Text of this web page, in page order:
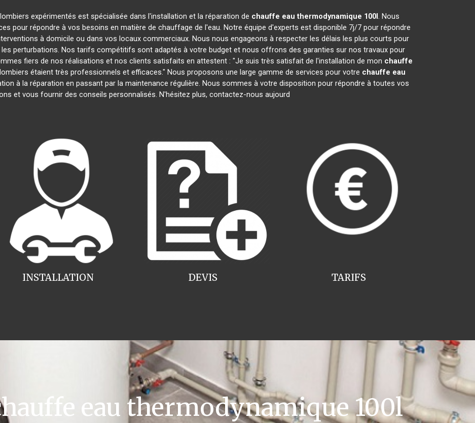
expérimentés est spécialisée dans l'installation et la réparation de chauffe eau thermodynamique 100l. Nous
pour répondre à vos besoins en matière de chauffage de l'eau. Notre équipe d'experts est disponible 7j/7 pour répondre
à domicile ou dans vos locaux commerciaux. Nous nous engageons à respecter les délais les plus courts pour
perturbations. Nos tarifs compétitifs sont adaptés à votre budget et nous offrons des garanties sur nos travaux pour
fiers de nos réalisations et nos clients satisfaits en attestent : "Je suis très satisfait de l'installation de mon chauffe
étaient très professionnels et efficaces." Nous proposons une large gamme de services pour votre chauffe eau
à la réparation en passant par la maintenance régulière. Nous sommes à votre disposition pour répondre à toutes vos
et vous fournir des conseils personnalisés. N'hésitez plus, contactez-nous aujourd
INSTALLATION TARIFS
DEVIS
eau thermodynamique 100l